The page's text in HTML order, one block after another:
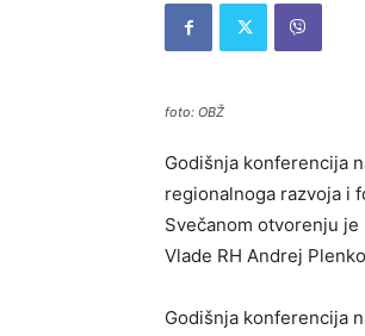
foto: OBŽ
Godišnja konferencija
regionalnoga razvoja i
Svečanom otvorenju
Vlade RH Andrej
Godišnja konferencija